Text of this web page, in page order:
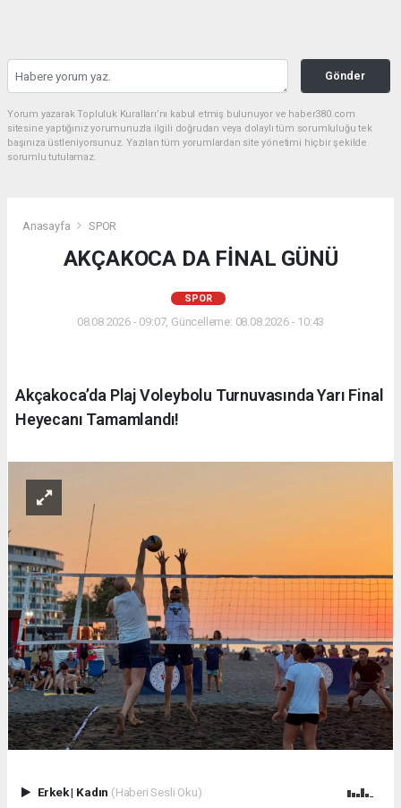
Gönder
Yorum yazarak Topluluk Kuralları’nı kabul etmiş bulunuyor ve haber380.com
sitesine yaptığınız yorumunuzla ilgili doğrudan veya dolaylı tüm sorumluluğu tek
başınıza üstleniyorsunuz. Yazılan tüm yorumlardan site yönetimi hiçbir şekilde
sorumlu tutulamaz.
Anasayfa SPOR
AKÇAKOCA DA FİNAL GÜNÜ
SPOR
08.08.2026 - 09:07, Güncelleme: 08.08.2026 - 10:43
Akçakoca’da Plaj Voleybolu Turnuvasında Yarı Final
Heyecanı Tamamlandı!
Erkek| Kadın (Haberi Sesli Oku)